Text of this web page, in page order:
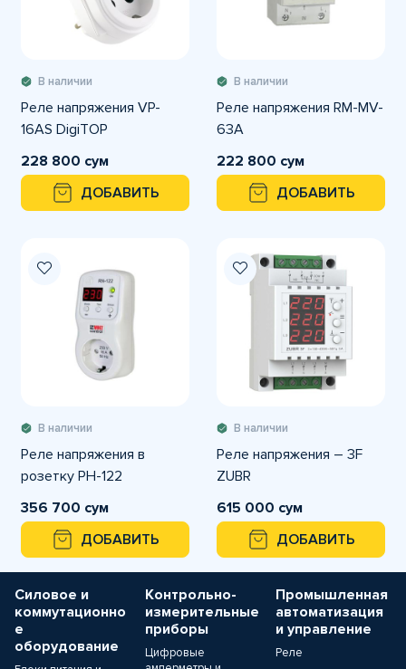
В наличии
Реле напряжения VP-
16AS DigiTOP
228 800 сум
ДОБАВИТЬ
В наличии
Реле напряжения RM-MV-
63A
222 800 сум
ДОБАВИТЬ
В наличии
Реле напряжения в
розетку РН-122
356 700 сум
ДОБАВИТЬ
В наличии
Реле напряжения – 3F
ZUBR
615 000 сум
ДОБАВИТЬ
Силовое и
коммутационно
е
оборудование
Контрольно-
измерительные
приборы
Цифровые
Промышленная
автоматизация
и управление
Реле